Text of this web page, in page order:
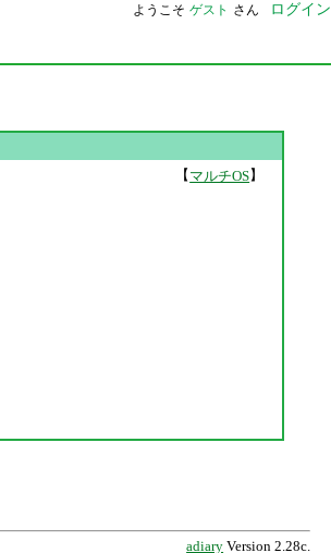
ようこそ ゲスト さん ログイン
【マルチOS】
adiary Version 2.28c.